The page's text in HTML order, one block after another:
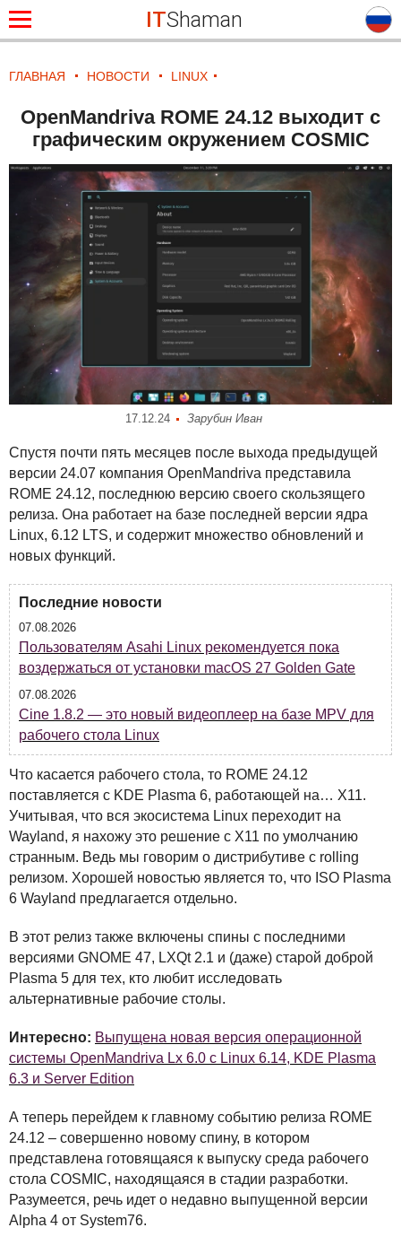
ITShaman
ГЛАВНАЯ НОВОСТИ LINUX
OpenMandriva ROME 24.12 выходит с
графическим окружением COSMIC
17.12.24 Зарубин Иван
Спустя почти пять месяцев после выхода предыдущей
версии 24.07 компания OpenMandriva представила
ROME 24.12, последнюю версию своего скользящего
релиза. Она работает на базе последней версии ядра
Linux, 6.12 LTS, и содержит множество обновлений и
новых функций.
Последние новости
07.08.2026
Пользователям Asahi Linux рекомендуется пока
воздержаться от установки macOS 27 Golden Gate
07.08.2026
Cine 1.8.2 — это новый видеоплеер на базе MPV для
рабочего стола Linux
Что касается рабочего стола, то ROME 24.12
поставляется с KDE Plasma 6, работающей на… X11.
Учитывая, что вся экосистема Linux переходит на
Wayland, я нахожу это решение с X11 по умолчанию
странным. Ведь мы говорим о дистрибутиве с rolling
релизом. Хорошей новостью является то, что ISO Plasma
6 Wayland предлагается отдельно.
В этот релиз также включены спины с последними
версиями GNOME 47, LXQt 2.1 и (даже) старой доброй
Plasma 5 для тех, кто любит исследовать
альтернативные рабочие столы.
Интересно: Выпущена новая версия операционной
системы OpenMandriva Lx 6.0 с Linux 6.14, KDE Plasma
6.3 и Server Edition
А теперь перейдем к главному событию релиза ROME
24.12 – совершенно новому спину, в котором
представлена готовящаяся к выпуску среда рабочего
стола COSMIC, находящаяся в стадии разработки.
Разумеется, речь идет о недавно выпущенной версии
Alpha 4 от System76.